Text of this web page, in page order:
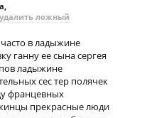
,
удалить ложный
в ладыжине
ганну ее сына сергея
ладыжине
сес тер полячек
францевных
прекрасные люди